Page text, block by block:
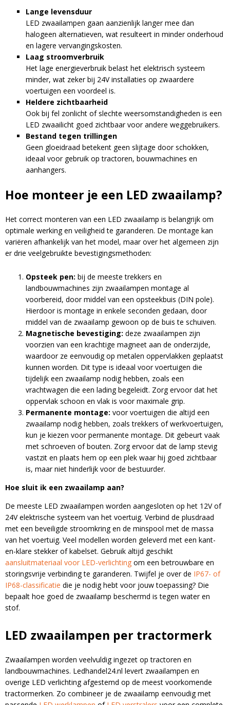
Lange levensduur
LED zwaailampen gaan aanzienlijk langer mee dan
halogeen alternatieven, wat resulteert in minder onderhoud
en lagere vervangingskosten.
Laag stroomverbruik
Het lage energieverbruik belast het elektrisch systeem
minder, wat zeker bij 24V installaties op zwaardere
voertuigen een voordeel is.
Heldere zichtbaarheid
Ook bij fel zonlicht of slechte weersomstandigheden is een
LED zwaailicht goed zichtbaar voor andere weggebruikers.
Bestand tegen trillingen
Geen gloeidraad betekent geen slijtage door schokken,
ideaal voor gebruik op tractoren, bouwmachines en
aanhangers.
Hoe monteer je een LED zwaailamp?
Het correct monteren van een LED zwaailamp is belangrijk om
optimale werking en veiligheid te garanderen. De montage kan
variëren afhankelijk van het model, maar over het algemeen zijn
er drie veelgebruikte bevestigingsmethoden:
Opsteek pen: bij de meeste trekkers en
landbouwmachines zijn zwaailampen montage al
voorbereid, door middel van een opsteekbuis (DIN pole).
Hierdoor is montage in enkele seconden gedaan, door
middel van de zwaailamp gewoon op de buis te schuiven.
Magnetische bevestiging: deze zwaailampen zijn
voorzien van een krachtige magneet aan de onderzijde,
waardoor ze eenvoudig op metalen oppervlakken geplaatst
kunnen worden. Dit type is ideaal voor voertuigen die
tijdelijk een zwaailamp nodig hebben, zoals een
vrachtwagen die een lading begeleidt. Zorg ervoor dat het
oppervlak schoon en vlak is voor maximale grip.
Permanente montage: voor voertuigen die altijd een
zwaailamp nodig hebben, zoals trekkers of werkvoertuigen,
kun je kiezen voor permanente montage. Dit gebeurt vaak
met schroeven of bouten. Zorg ervoor dat de lamp stevig
vastzit en plaats hem op een plek waar hij goed zichtbaar
is, maar niet hinderlijk voor de bestuurder.
Hoe sluit ik een zwaailamp aan?
De meeste LED zwaailampen worden aangesloten op het 12V of
24V elektrische systeem van het voertuig. Verbind de plusdraad
met een beveiligde stroomkring en de minspool met de massa
van het voertuig. Veel modellen worden geleverd met een kant-
en-klare stekker of kabelset. Gebruik altijd geschikt
aansluitmateriaal voor LED-verlichting om een betrouwbare en
storingsvrije verbinding te garanderen. Twijfel je over de IP67- of
IP68-classificatie die je nodig hebt voor jouw toepassing? Die
bepaalt hoe goed de zwaailamp beschermd is tegen water en
stof.
LED zwaailampen per tractormerk
Zwaailampen worden veelvuldig ingezet op tractoren en
landbouwmachines. Ledhandel24.nl levert zwaailampen en
overige LED verlichting afgestemd op de meest voorkomende
tractormerken. Zo combineer je de zwaailamp eenvoudig met
Email
t
v
e
: